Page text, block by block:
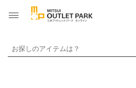
お探しのアイテムは？